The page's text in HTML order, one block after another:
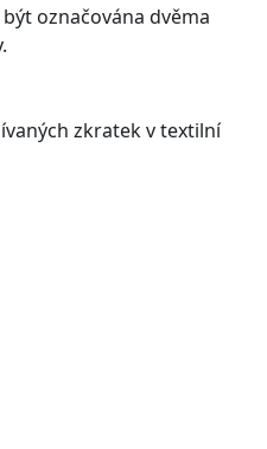
označována dvěma
zkratek v textilní